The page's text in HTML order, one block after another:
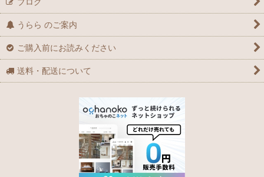
うらら のご案内
ご購入前にお読みください
送料・配送について